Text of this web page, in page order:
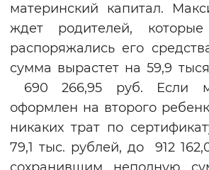
материнский капитал.
ждет родителей,
распоряжались его
сумма вырастет на 59,9
690 266,95 руб. Если
оформлен на второго
никаких трат по
79,1 тыс. рублей, до 912